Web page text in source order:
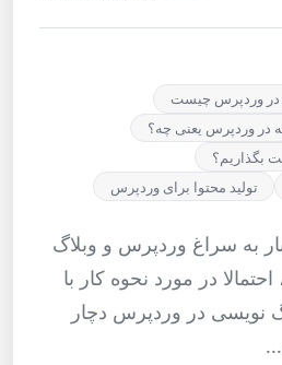
در وردپرس چیست
در وردپرس یعنی چه؟
بگذاریم؟
تولید محتوا برای وردپرس
به سراغ وردپرس و وبلاگ
در مورد نحوه کار با
در وردپرس دچار